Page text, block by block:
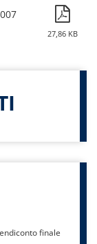
27,86 KB
finale